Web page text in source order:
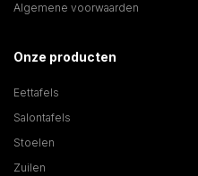
Algemene voorwaarden
Onze producten
Eettafels
Salontafels
Stoelen
Zuilen